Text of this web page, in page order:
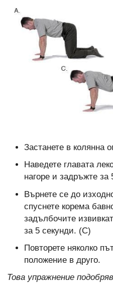
Застанете в колянна
Наведете главата
нагоре и задръжте за
Върнете се до
спуснете корема
задълбочите
за 5 секунди. (С)
Повторете няколко
положение в друго.
Това упражнение